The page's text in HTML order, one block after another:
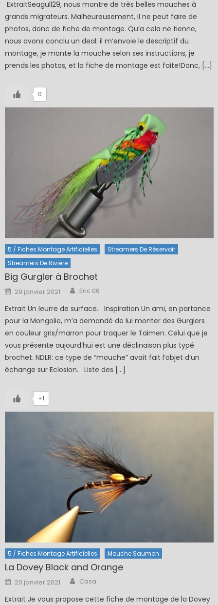
ExtraitSeagull29, nous montre de très belles mouches à
grands migrateurs. Malheureusement, il ne peut faire de
photos, donc de fiche de montage. Qu’a cela ne tienne,
nous avons conclu un deal: il m’envoie le descriptif du
montage, je monte la mouche selon ses instructions, je
prends les photos, et la fiche de montage est faite!Donc, […]
0
5 / Fiches Montage Artificielles
Streamers De Réservoir
Streamers De Rivière
Big Gurgler à Brochet
Posted
on
29 janvier 2021 Author
Eric 06
Extrait Un leurre de surface. Inspiration Un ami, en partance
pour la Mongolie, m’a demandé de lui monter des Gurglers
en couleur gris/marron pour traquer le Taimen. Celui que je
vous présente aujourd’hui est une déclinaison plus typé
brochet. NDLR: ce type de “mouche” avait fait l’objet d’un
échange sur Eclosion. Liste des […]
+1
5 / Fiches Montage Artificielles Mouche Saumon
La Dovey Black and Orange
Posted
on
20 janvier 2021 Author
Casa
Extrait Je vous propose cette fiche de montage de la Dovey